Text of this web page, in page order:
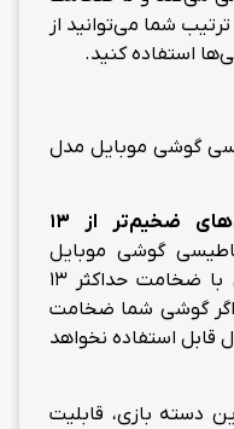
شما می‌توانید از
استفاده کنید.
مغناطیسی گوشی موبایل مدل
محدودیت سازگاری با گوشی‌های ضخیم‌تر از 13
مغناطیسی گوشی موبایل
مدل DY01 تنها برای گوشی‌هایی با ضخامت حداکثر 13
اگر گوشی شما ضخامت
استفاده نخواهد
دسته بازی، قابلیت